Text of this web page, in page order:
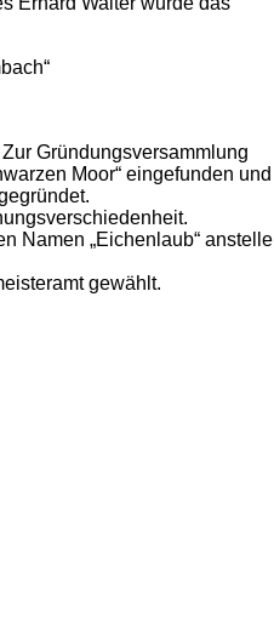
Gründungsversammlung
Moor“ eingefunden und
Namen „Eichenlaub“ anstelle
gewählt.